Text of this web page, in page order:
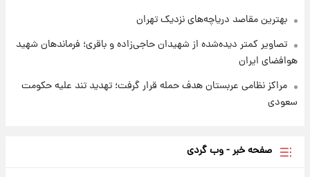
بهترین مقاصد دریاچه‌های نزدیک تهران
تصاویر کمتر دیده‌شده از شهیدان حاجی‌زاده و باقری؛ فرماندهان شهید
هوافضای ایران
مراکز نظامی عربستان هدف حمله قرار گرفت؛ تهدید تند علیه حکومت
سعودی
صفحه خبر - وب گردی